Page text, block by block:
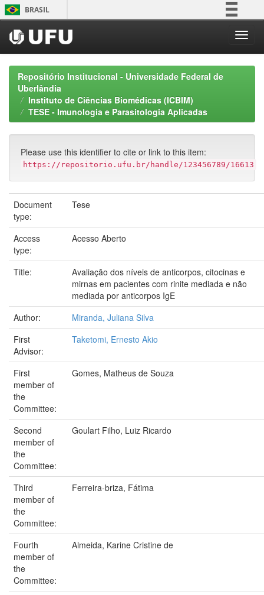
Skip
navigation
BRASIL
Participe
Acesso à informação
Legislação
Canais
Repositório Institucional - Universidade Federal de
Uberlândia
Instituto de Ciências Biomédicas (ICBIM)
TESE - Imunologia e Parasitologia Aplicadas
Please use this identifier to cite or link to this item:
https://repositorio.ufu.br/handle/123456789/16613
Document
type:
Tese
Access
type:
Acesso Aberto
Title:
Avaliação dos níveis de anticorpos, citocinas e
mirnas em pacientes com rinite mediada e não
mediada por anticorpos IgE
Author:
Miranda, Juliana Silva
First
Advisor:
Taketomi, Ernesto Akio
First
member of
the
Committee:
Gomes, Matheus de Souza
Second
member of
the
Committee:
Goulart Filho, Luiz Ricardo
Third
member of
the
Committee:
Ferreira-briza, Fátima
Fourth
member of
the
Committee:
Almeida, Karine Cristine de